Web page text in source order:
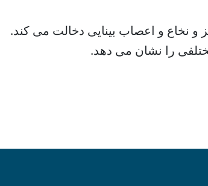
نخاع و اعصاب بینایی دخالت می کند.
را نشان می دهد.